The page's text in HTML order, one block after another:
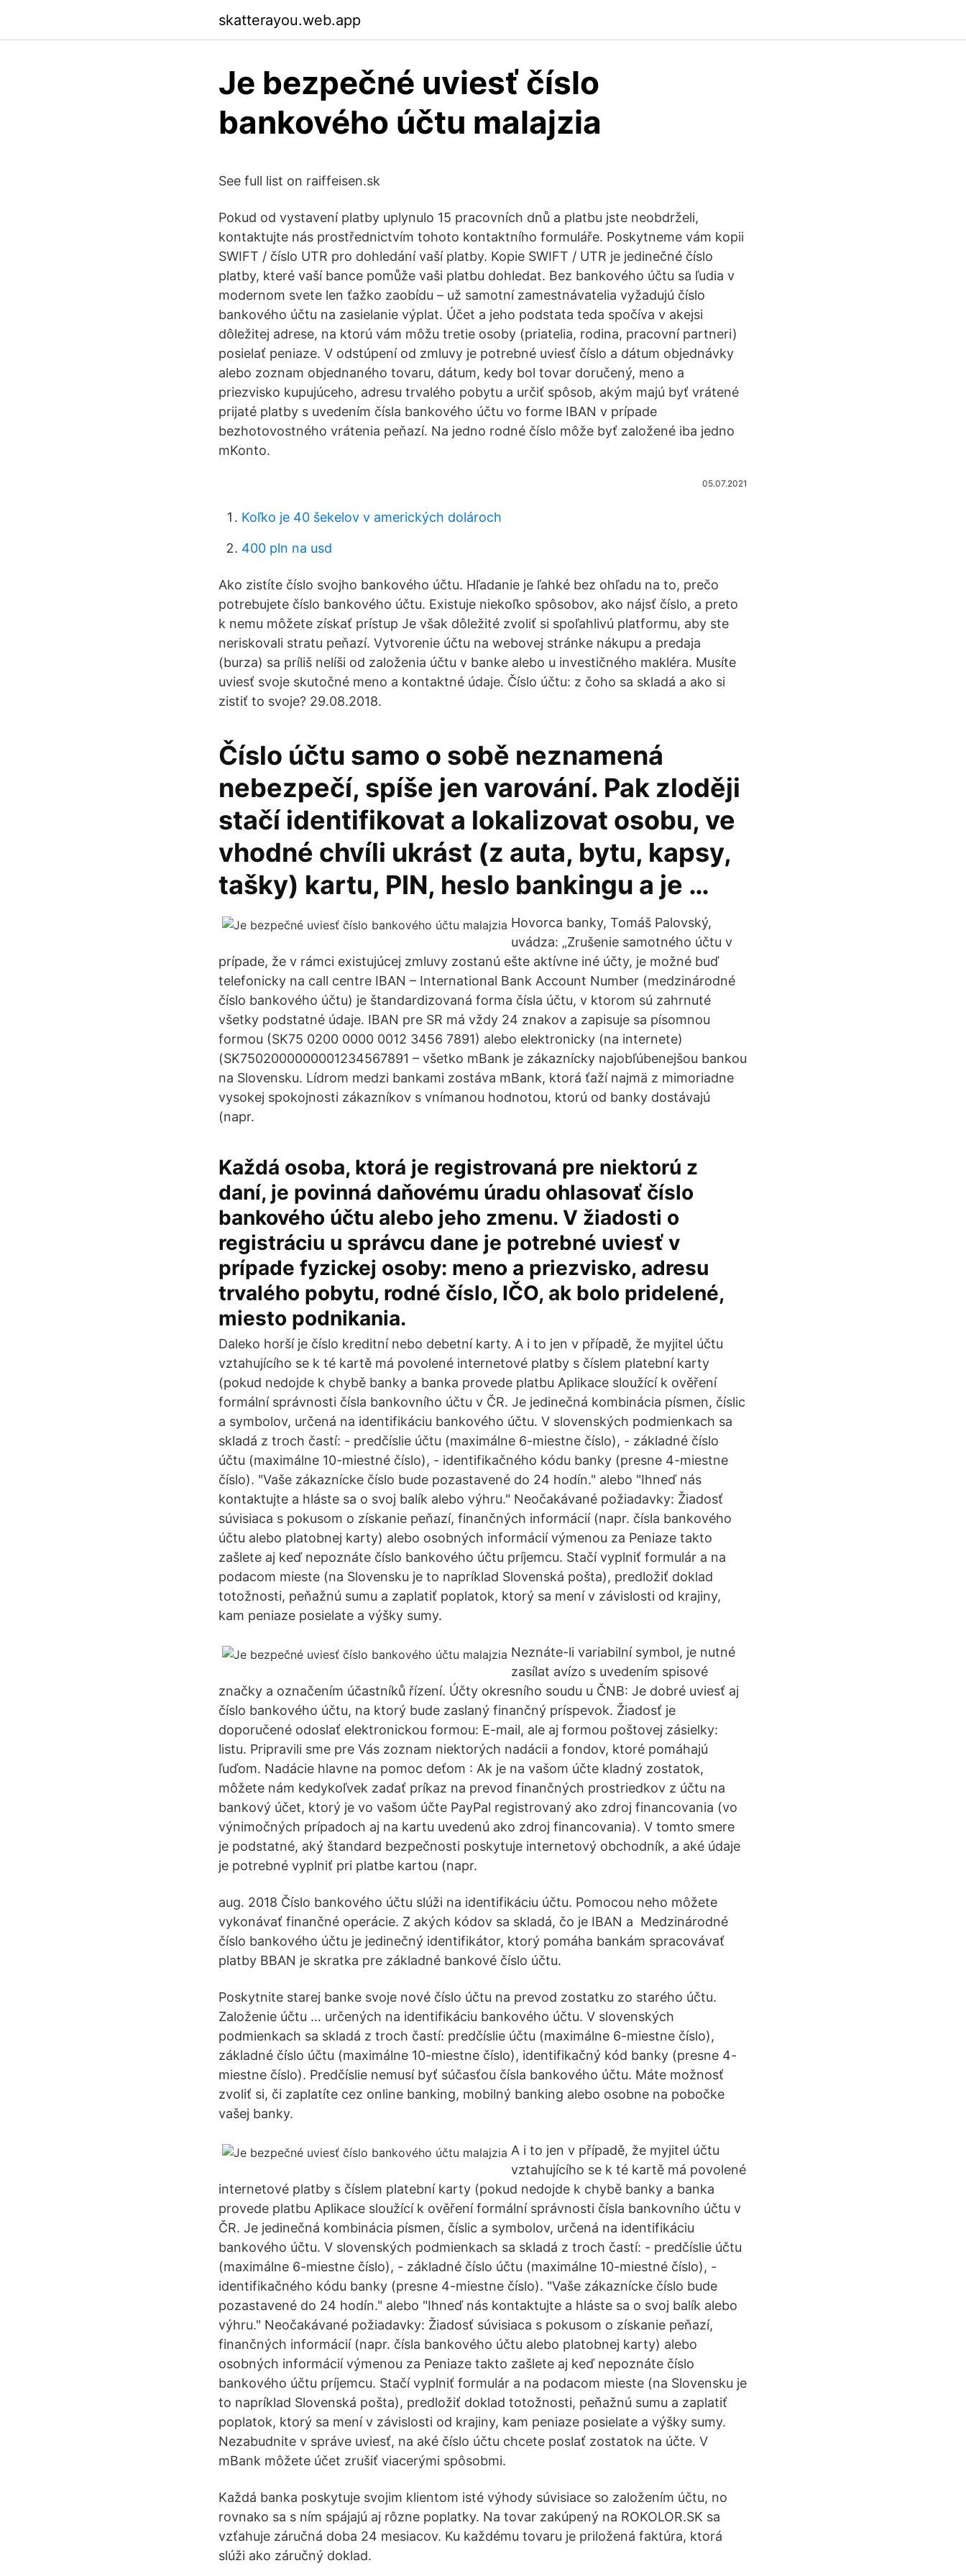
skatterayou.web.app
Je bezpečné uviesť číslo
bankového účtu malajzia
See full list on raiffeisen.sk
Pokud od vystavení platby uplynulo 15 pracovních dnů a platbu jste neobdrželi,
kontaktujte nás prostřednictvím tohoto kontaktního formuláře. Poskytneme vám kopii
SWIFT / číslo UTR pro dohledání vaší platby. Kopie SWIFT / UTR je jedinečné číslo
platby, které vaší bance pomůže vaši platbu dohledat. Bez bankového účtu sa ľudia v
modernom svete len ťažko zaobídu – už samotní zamestnávatelia vyžadujú číslo
bankového účtu na zasielanie výplat. Účet a jeho podstata teda spočíva v akejsi
dôležitej adrese, na ktorú vám môžu tretie osoby (priatelia, rodina, pracovní partneri)
posielať peniaze. V odstúpení od zmluvy je potrebné uviesť číslo a dátum objednávky
alebo zoznam objednaného tovaru, dátum, kedy bol tovar doručený, meno a
priezvisko kupujúceho, adresu trvalého pobytu a určiť spôsob, akým majú byť vrátené
prijaté platby s uvedením čísla bankového účtu vo forme IBAN v prípade
bezhotovostného vrátenia peňazí. Na jedno rodné číslo môže byť založené iba jedno
mKonto.
05.07.2021
Koľko je 40 šekelov v amerických dolároch
400 pln na usd
Ako zistíte číslo svojho bankového účtu. Hľadanie je ľahké bez ohľadu na to, prečo
potrebujete číslo bankového účtu. Existuje niekoľko spôsobov, ako nájsť číslo, a preto
k nemu môžete získať prístup Je však dôležité zvoliť si spoľahlivú platformu, aby ste
neriskovali stratu peňazí. Vytvorenie účtu na webovej stránke nákupu a predaja
(burza) sa príliš nelíši od založenia účtu v banke alebo u investičného makléra. Musíte
uviesť svoje skutočné meno a kontaktné údaje. Číslo účtu: z čoho sa skladá a ako si
zistiť to svoje? 29.08.2018.
Číslo účtu samo o sobě neznamená
nebezpečí, spíše jen varování. Pak zloději
stačí identifikovat a lokalizovat osobu, ve
vhodné chvíli ukrást (z auta, bytu, kapsy,
tašky) kartu, PIN, heslo bankingu a je …
Hovorca banky, Tomáš Palovský,
uvádza: „Zrušenie samotného účtu v
prípade, že v rámci existujúcej zmluvy zostanú ešte aktívne iné účty, je možné buď
telefonicky na call centre IBAN – International Bank Account Number (medzinárodné
číslo bankového účtu) je štandardizovaná forma čísla účtu, v ktorom sú zahrnuté
všetky podstatné údaje. IBAN pre SR má vždy 24 znakov a zapisuje sa písomnou
formou (SK75 0200 0000 0012 3456 7891) alebo elektronicky (na internete)
(SK7502000000001234567891 – všetko mBank je zákaznícky najobľúbenejšou bankou
na Slovensku. Lídrom medzi bankami zostáva mBank, ktorá ťaží najmä z mimoriadne
vysokej spokojnosti zákazníkov s vnímanou hodnotou, ktorú od banky dostávajú
(napr.
Každá osoba, ktorá je registrovaná pre niektorú z
daní, je povinná daňovému úradu ohlasovať číslo
bankového účtu alebo jeho zmenu. V žiadosti o
registráciu u správcu dane je potrebné uviesť v
prípade fyzickej osoby: meno a priezvisko, adresu
trvalého pobytu, rodné číslo, IČO, ak bolo pridelené,
miesto podnikania.
Daleko horší je číslo kreditní nebo debetní karty. A i to jen v případě, že myjitel účtu
vztahujícího se k té kartě má povolené internetové platby s číslem platební karty
(pokud nedojde k chybě banky a banka provede platbu Aplikace sloužící k ověření
formální správnosti čísla bankovního účtu v ČR. Je jedinečná kombinácia písmen, číslic
a symbolov, určená na identifikáciu bankového účtu. V slovenských podmienkach sa
skladá z troch častí: - predčíslie účtu (maximálne 6-miestne číslo), - základné číslo
účtu (maximálne 10-miestné číslo), - identifikačného kódu banky (presne 4-miestne
číslo). "Vaše zákaznícke číslo bude pozastavené do 24 hodín." alebo "Ihneď nás
kontaktujte a hláste sa o svoj balík alebo výhru." Neočakávané požiadavky: Žiadosť
súvisiaca s pokusom o získanie peňazí, finančných informácií (napr. čísla bankového
účtu alebo platobnej karty) alebo osobných informácií výmenou za Peniaze takto
zašlete aj keď nepoznáte číslo bankového účtu príjemcu. Stačí vyplniť formulár a na
podacom mieste (na Slovensku je to napríklad Slovenská pošta), predložiť doklad
totožnosti, peňažnú sumu a zaplatiť poplatok, ktorý sa mení v závislosti od krajiny,
kam peniaze posielate a výšky sumy.
Neznáte-li variabilní symbol, je nutné
zasílat avízo s uvedením spisové
značky a označením účastníků řízení. Účty okresního soudu u ČNB: Je dobré uviesť aj
číslo bankového účtu, na ktorý bude zaslaný finančný príspevok. Žiadosť je
doporučené odoslať elektronickou formou: E-mail, ale aj formou poštovej zásielky:
listu. Pripravili sme pre Vás zoznam niektorých nadácii a fondov, ktoré pomáhajú
ľuďom. Nadácie hlavne na pomoc deťom : Ak je na vašom účte kladný zostatok,
môžete nám kedykoľvek zadať príkaz na prevod finančných prostriedkov z účtu na
bankový účet, ktorý je vo vašom účte PayPal registrovaný ako zdroj financovania (vo
výnimočných prípadoch aj na kartu uvedenú ako zdroj financovania). V tomto smere
je podstatné, aký štandard bezpečnosti poskytuje internetový obchodník, a aké údaje
je potrebné vyplniť pri platbe kartou (napr.
aug. 2018 Číslo bankového účtu slúži na identifikáciu účtu. Pomocou neho môžete
vykonávať finančné operácie. Z akých kódov sa skladá, čo je IBAN a Medzinárodné
číslo bankového účtu je jedinečný identifikátor, ktorý pomáha bankám spracovávať
platby BBAN je skratka pre základné bankové číslo účtu.
Poskytnite starej banke svoje nové číslo účtu na prevod zostatku zo starého účtu.
Založenie účtu … určených na identifikáciu bankového účtu. V slovenských
podmienkach sa skladá z troch častí: predčíslie účtu (maximálne 6-miestne číslo),
základné číslo účtu (maximálne 10-miestne číslo), identifikačný kód banky (presne 4-
miestne číslo). Predčíslie nemusí byť súčasťou čísla bankového účtu. Máte možnosť
zvoliť si, či zaplatíte cez online banking, mobilný banking alebo osobne na pobočke
vašej banky.
A i to jen v případě, že myjitel účtu
vztahujícího se k té kartě má povolené
internetové platby s číslem platební karty (pokud nedojde k chybě banky a banka
provede platbu Aplikace sloužící k ověření formální správnosti čísla bankovního účtu v
ČR. Je jedinečná kombinácia písmen, číslic a symbolov, určená na identifikáciu
bankového účtu. V slovenských podmienkach sa skladá z troch častí: - predčíslie účtu
(maximálne 6-miestne číslo), - základné číslo účtu (maximálne 10-miestné číslo), -
identifikačného kódu banky (presne 4-miestne číslo). "Vaše zákaznícke číslo bude
pozastavené do 24 hodín." alebo "Ihneď nás kontaktujte a hláste sa o svoj balík alebo
výhru." Neočakávané požiadavky: Žiadosť súvisiaca s pokusom o získanie peňazí,
finančných informácií (napr. čísla bankového účtu alebo platobnej karty) alebo
osobných informácií výmenou za Peniaze takto zašlete aj keď nepoznáte číslo
bankového účtu príjemcu. Stačí vyplniť formulár a na podacom mieste (na Slovensku je
to napríklad Slovenská pošta), predložiť doklad totožnosti, peňažnú sumu a zaplatiť
poplatok, ktorý sa mení v závislosti od krajiny, kam peniaze posielate a výšky sumy.
Nezabudnite v správe uviesť, na aké číslo účtu chcete poslať zostatok na účte. V
mBank môžete účet zrušiť viacerými spôsobmi.
Každá banka poskytuje svojim klientom isté výhody súvisiace so založením účtu, no
rovnako sa s ním spájajú aj rôzne poplatky. Na tovar zakúpený na ROKOLOR.SK sa
vzťahuje záručná doba 24 mesiacov. Ku každému tovaru je priložená faktúra, ktorá
slúži ako záručný doklad.